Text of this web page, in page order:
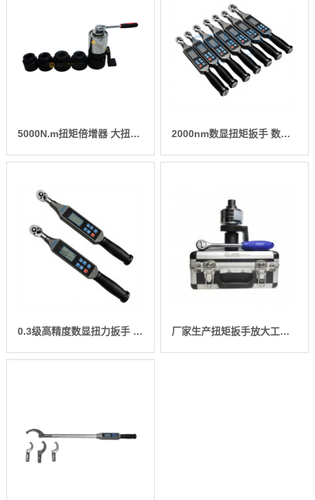
5000N.m扭矩倍增器 大扭矩省力放大器 螺栓拆装***扭力扳手放大器价格 2000nm数显扭矩扳手 数字式扭矩检测扳手 数据传输扭矩扳手价格
0.3级高精度数显扭力扳手 工业级螺栓紧固电子扭矩扳手厂家 厂家生产扭矩扳手放大工具 15000N.m扭矩扳手放大器 力矩放大仪